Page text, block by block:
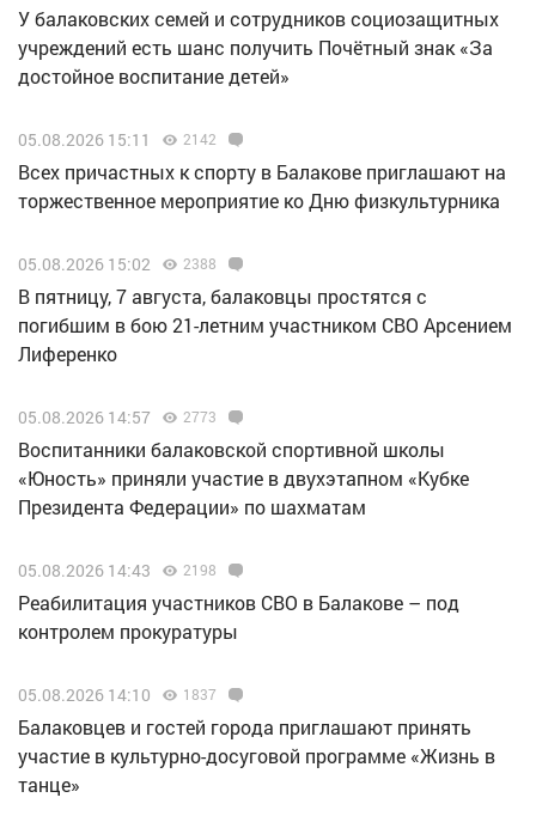
У балаковских семей и сотрудников социозащитных
учреждений есть шанс получить Почётный знак «За
достойное воспитание детей»
05.08.2026 15:11 2142
Всех причастных к спорту в Балакове приглашают на
торжественное мероприятие ко Дню физкультурника
05.08.2026 15:02 2388
В пятницу, 7 августа, балаковцы простятся с
погибшим в бою 21-летним участником СВО Арсением
Лиференко
05.08.2026 14:57 2773
Воспитанники балаковской спортивной школы
«Юность» приняли участие в двухэтапном «Кубке
Президента Федерации» по шахматам
05.08.2026 14:43 2198
Реабилитация участников СВО в Балакове – под
контролем прокуратуры
05.08.2026 14:10 1837
Балаковцев и гостей города приглашают принять
участие в культурно-досуговой программе «Жизнь в
танце»